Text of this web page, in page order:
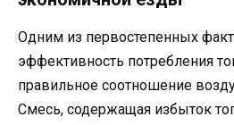
Одним из первостепенных
эффективность потребления
правильное соотношение
Смесь, содержащая избыток